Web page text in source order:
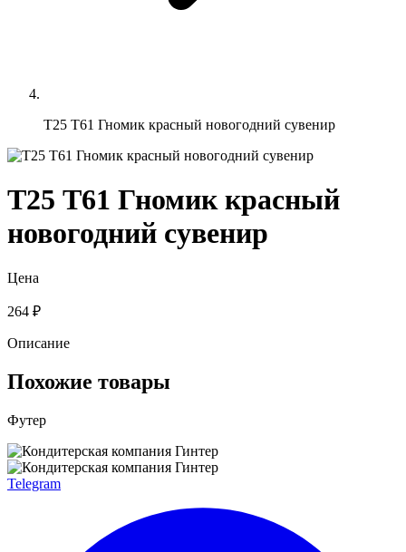
Т25 Т61 Гномик красный новогодний сувенир
Т25 Т61 Гномик красный
новогодний сувенир
Цена
264 ₽
Описание
Похожие товары
Футер
Telegram